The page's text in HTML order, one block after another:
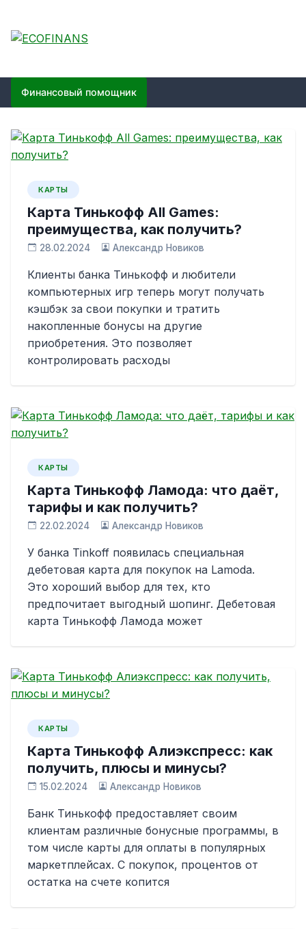
content
ECOFINANS
Финансовый помощник
КАРТЫ
Карта Тинькофф All Games:
преимущества, как получить?
28.02.2024 Александр Новиков
Клиенты банка Тинькофф и любители
компьютерных игр теперь могут получать
кэшбэк за свои покупки и тратить
накопленные бонусы на другие
приобретения. Это позволяет
контролировать расходы
КАРТЫ
Карта Тинькофф Ламода: что даёт,
тарифы и как получить?
22.02.2024 Александр Новиков
У банка Tinkoff появилась специальная
дебетовая карта для покупок на Lamoda.
Это хороший выбор для тех, кто
предпочитает выгодный шопинг. Дебетовая
карта Тинькофф Ламода может
КАРТЫ
Карта Тинькофф Алиэкспресс: как
получить, плюсы и минусы?
15.02.2024 Александр Новиков
Банк Тинькофф предоставляет своим
клиентам различные бонусные программы, в
том числе карты для оплаты в популярных
маркетплейсах. С покупок, процентов от
остатка на счете копится